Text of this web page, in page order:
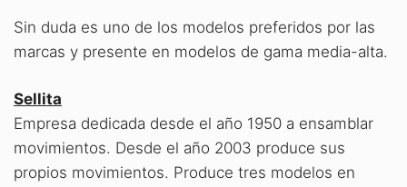
Sin duda es uno de los modelos preferidos por las
marcas y presente en modelos de gama media-alta.
Sellita
Empresa dedicada desde el año 1950 a ensamblar
movimientos. Desde el año 2003 produce sus
propios movimientos. Produce tres modelos en